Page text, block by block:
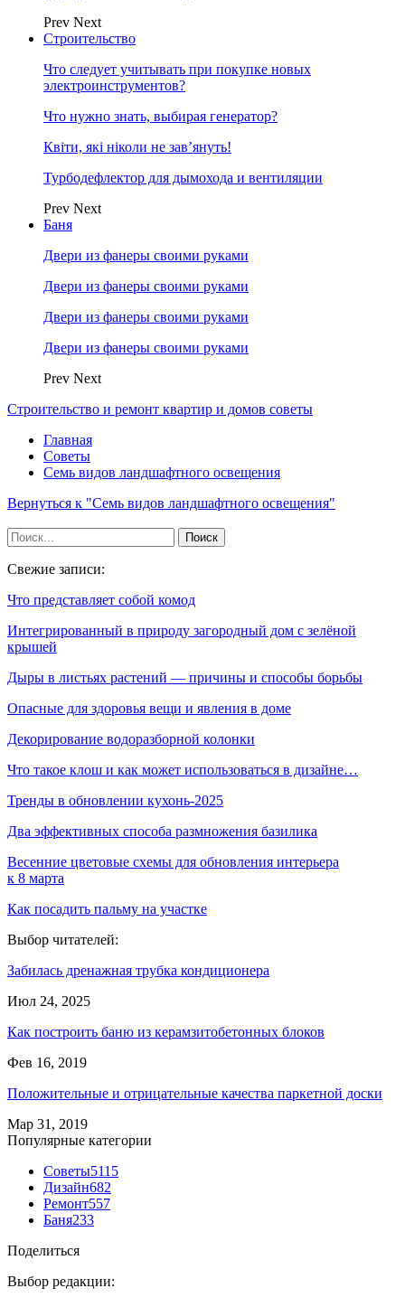
Prev Next
Строительство
Что следует учитывать при покупке новых
электроинструментов?
Что нужно знать, выбирая генератор?
Квіти, які ніколи не зав’януть!
Турбодефлектор для дымохода и вентиляции
Prev Next
Баня
Двери из фанеры своими руками
Двери из фанеры своими руками
Двери из фанеры своими руками
Двери из фанеры своими руками
Prev Next
Строительство и ремонт квартир и домов советы
Главная
Советы
Семь видов ландшафтного освещения
Вернуться к "Семь видов ландшафтного освещения"
Свежие записи:
Что представляет собой комод
Интегрированный в природу загородный дом с зелёной
крышей
Дыры в листьях растений — причины и способы борьбы
Опасные для здоровья вещи и явления в доме
Декорирование водоразборной колонки
Что такое клош и как может использоваться в дизайне…
Тренды в обновлении кухонь-2025
Два эффективных способа размножения базилика
Весенние цветовые схемы для обновления интерьера
к 8 марта
Как посадить пальму на участке
Выбор читателей:
Забилась дренажная трубка кондиционера
Июл 24, 2025
Как построить баню из керамзитобетонных блоков
Фев 16, 2019
Положительные и отрицательные качества паркетной доски
Мар 31, 2019
Популярные категории
Советы5115
Дизайн682
Ремонт557
Баня233
Поделиться
Выбор редакции: